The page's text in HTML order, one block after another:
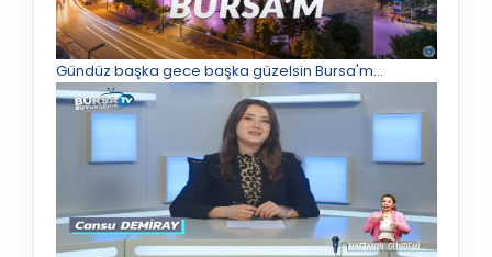
Gündüz başka gece başka güzelsin Bursa'm...